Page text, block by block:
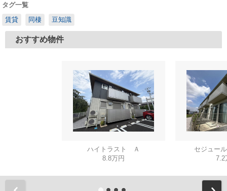
タグ一覧
賃貸
同棲 豆知識
おすすめ物件
ハイトラスト Ａ
8.8万円
セジュー
7.2